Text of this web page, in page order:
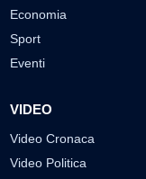
Economia
Sport
Eventi
VIDEO
Video Cronaca
Video Politica